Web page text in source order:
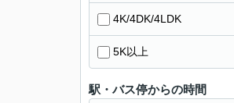
4K/4DK/4LDK
5K以上
駅・バス停からの時間